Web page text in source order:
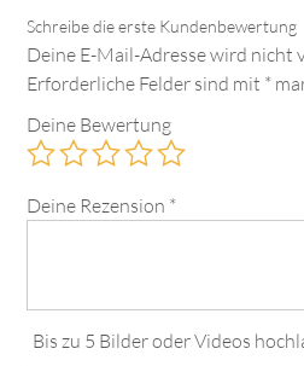
Deine E-Mail-Adresse wird nicht
Erforderliche Felder sind mit *
Deine Bewertung
Deine Rezension *
Bis zu 5 Bilder oder Videos